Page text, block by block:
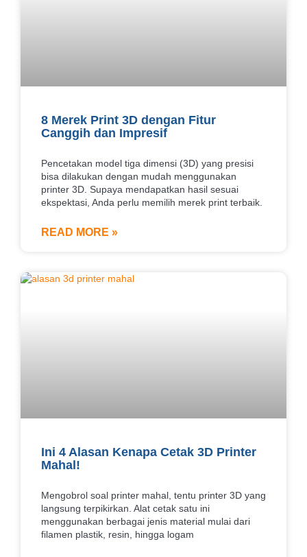
8 Merek Print 3D dengan Fitur
Canggih dan Impresif
Pencetakan model tiga dimensi (3D) yang presisi
bisa dilakukan dengan mudah menggunakan
printer 3D. Supaya mendapatkan hasil sesuai
ekspektasi, Anda perlu memilih merek print terbaik.
READ MORE »
Ini 4 Alasan Kenapa Cetak 3D Printer
Mahal!
Mengobrol soal printer mahal, tentu printer 3D yang
langsung terpikirkan. Alat cetak satu ini
menggunakan berbagai jenis material mulai dari
filamen plastik, resin, hingga logam